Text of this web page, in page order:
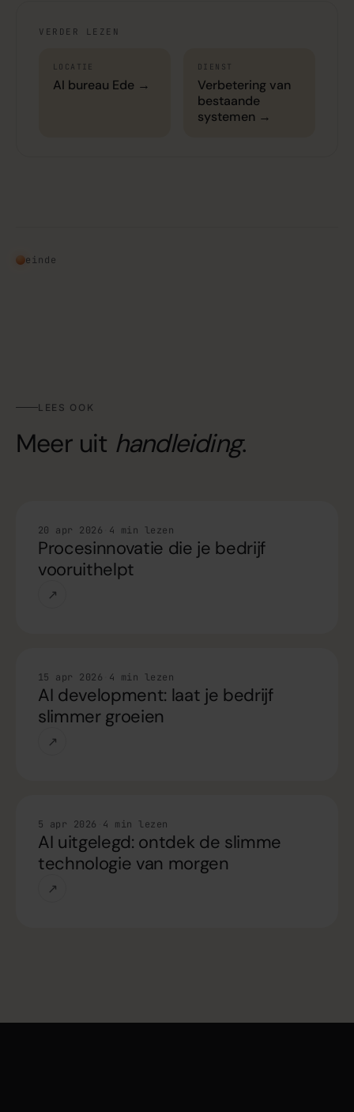
VERDER LEZEN
LOCATIE
AI bureau Ede →
DIENST
Verbetering van
bestaande
systemen →
einde
LEES OOK
Meer uit handleiding.
Handleiding
20 apr 2026 4 min lezen
Procesinnovatie die je bedrijf
vooruithelpt
↗
Handleiding
15 apr 2026 4 min lezen
AI development: laat je bedrijf
slimmer groeien
↗
Handleiding
5 apr 2026 4 min lezen
AI uitgelegd: ontdek de slimme
technologie van morgen
↗